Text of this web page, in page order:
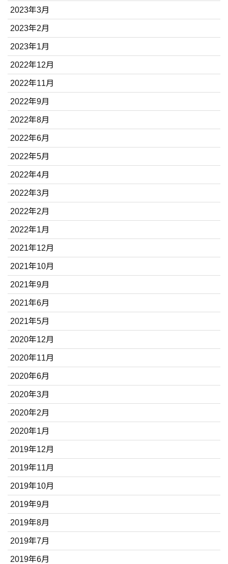
2023年3月
2023年2月
2023年1月
2022年12月
2022年11月
2022年9月
2022年8月
2022年6月
2022年5月
2022年4月
2022年3月
2022年2月
2022年1月
2021年12月
2021年10月
2021年9月
2021年6月
2021年5月
2020年12月
2020年11月
2020年6月
2020年3月
2020年2月
2020年1月
2019年12月
2019年11月
2019年10月
2019年9月
2019年8月
2019年7月
2019年6月